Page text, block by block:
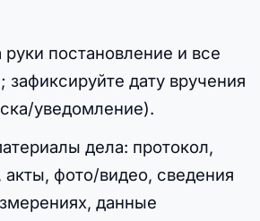
постановление и все
дату вручения
уведомление).
дела: протокол,
акты, фото/видео, сведения
данные